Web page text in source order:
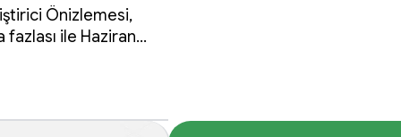
Önizlemesi,
ile Haziran